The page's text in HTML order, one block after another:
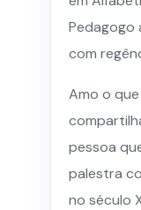
Pedagogo
com
Amo o
pessoa
palestra
no século